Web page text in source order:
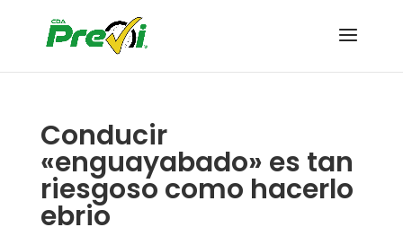
Conducir
«enguayabado» es tan
riesgoso como hacerlo
ebrio